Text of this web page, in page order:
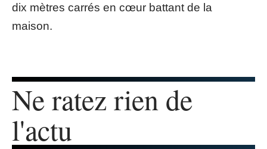
dix mètres carrés en cœur battant de la
maison.
Ne ratez rien de
l'actu